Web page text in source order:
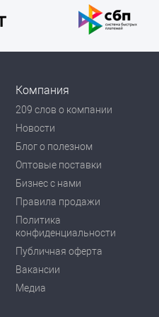
Компания
209 слов о компании
Новости
Блог о полезном
Оптовые поставки
Бизнес с нами
Правила продажи
Политика
конфиденциальности
Публичная оферта
Вакансии
Медиа